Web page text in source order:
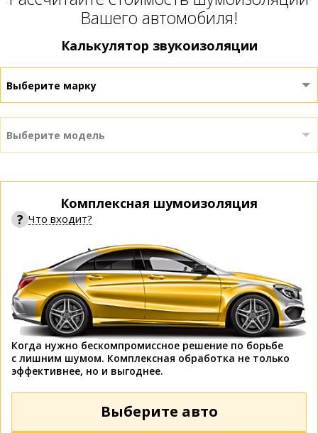
Вашего автомобиля!
Калькулятор звукоизоляции
Выберите марку
Выберите модель
Комплексная шумоизоляция
? Что входит?
Когда нужно бескомпромиссное решение по борьбе
с лишним шумом. Комплексная обработка не только
эффективнее, но и выгоднее.
Выберите авто